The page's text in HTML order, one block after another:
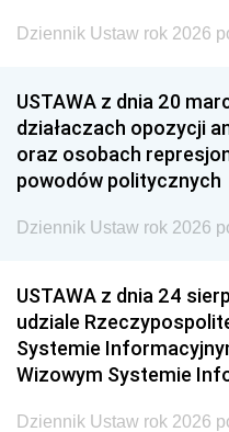
Dziennik Ustaw rok 2026
USTAWA z dnia 20
działaczach opozycji
oraz osobach
powodów politycznych
Dziennik Ustaw rok 2026
USTAWA z dnia 24
udziale
Systemie
Wizowym Systemie
Dziennik Ustaw rok 2026